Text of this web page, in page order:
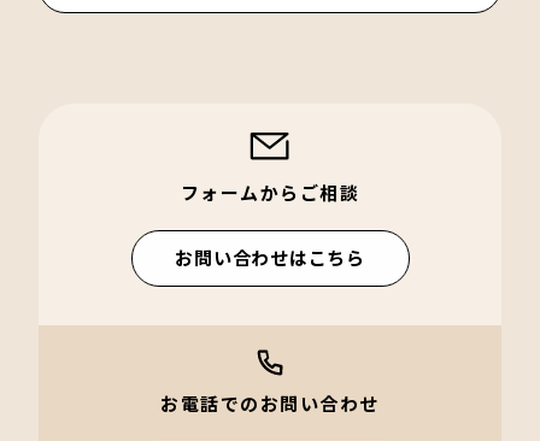
フォームからご相談
お問い合わせはこちら
お電話でのお問い合わせ